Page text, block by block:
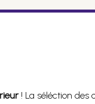
! La séléction des